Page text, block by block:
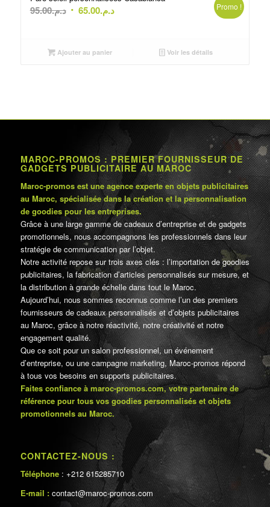
د.م.95.00
Le
était :
د.م.65.00
Le
Promo !
Ajouter au panier Voir les détails
MAROC-PROMOS : PREMIER FOURNISSEUR DE
GADGETS PUBLICITAIRE AU MAROC
Maroc-promos est une agence experte en objets publicitaires
au Maroc, spécialisée dans la création et la personnalisation
de goodies pour les entreprises.
Grâce à une large gamme de cadeaux d’entreprise et de gadgets
promotionnels, nous accompagnons les professionnels dans leur
stratégie de communication par l’objet.
Notre activité repose sur trois axes clés : l’importation de goodies
publicitaires, la fabrication d’articles personnalisés sur mesure, et
la distribution à grande échelle dans tout le Maroc.
Aujourd’hui, nous sommes reconnus comme l’un des premiers
fournisseurs de cadeaux personnalisés et d’objets publicitaires
au Maroc, grâce à notre réactivité, notre créativité et notre
engagement qualité.
Que ce soit pour un salon professionnel, un événement
d’entreprise, ou une campagne marketing, Maroc-promos répond
à tous vos besoins en supports publicitaires.
Faites confiance à maroc-promos.com, votre partenaire de
référence pour tous vos goodies personnalisés et objets
promotionnels au Maroc.
CONTACTEZ-NOUS :
Téléphone : +212 615285710
E-mail : contact@maroc-promos.com